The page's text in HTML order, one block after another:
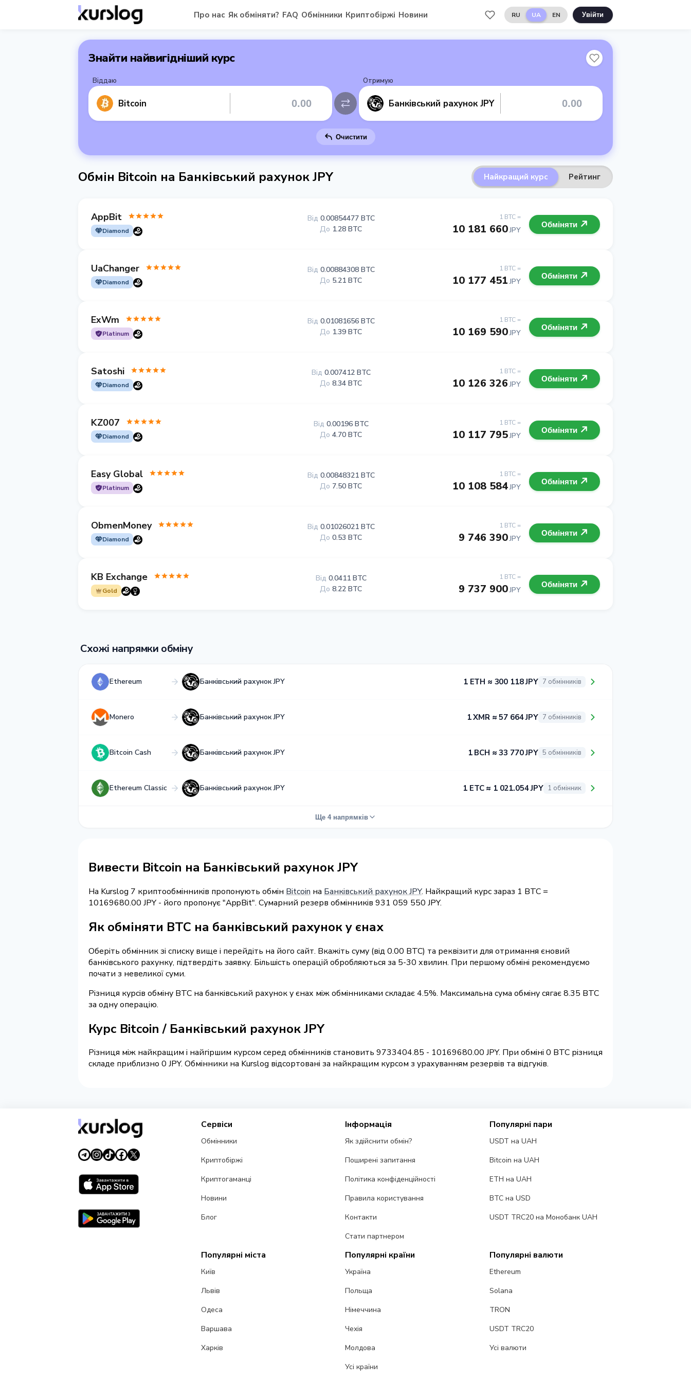
Про нас Як обміняти? FAQ Обмінники Криптобіржі Новини RU UA EN Увійти
Знайти найвигідніший курс
Віддаю
Bitcoin
Отримую
Банківський рахунок JPY
Очистити
Обмін Bitcoin на Банківський рахунок JPY Найкращий курс Рейтинг
AppBit
Diamond
1 BTC =
10 181 660JPY
Від 0.00854477 BTC
До 1.28 BTC Обміняти
UaChanger
Diamond
1 BTC =
10 177 451 JPY
Від 0.00884308 BTC
До 5.21 BTC Обміняти
ExWm
Platinum
1 BTC =
10 169 590JPY
Від 0.01081656 BTC
До 1.39 BTC Обміняти
Satoshi
Diamond
1 BTC =
10 126 326 JPY
Від 0.007412 BTC
До 8.34 BTC Обміняти
KZ007
Diamond
1 BTC =
10 117 795JPY
Від 0.00196 BTC
До 4.70 BTC Обміняти
Easy Global
Platinum
1 BTC =
10 108 584JPY
Від 0.00848321 BTC
До 7.50 BTC Обміняти
ObmenMoney
Diamond
1 BTC =
9 746 390JPY
Від 0.01026021 BTC
До 0.53 BTC Обміняти
KB Exchange
Gold
1 BTC =
9 737 900JPY
Від 0.0411 BTC
До 8.22 BTC Обміняти
Схожі напрямки обміну
Ethereum Банківський рахунок JPY 1 ETH ≈ 300 118 JPY 7 обмінників
Monero Банківський рахунок JPY 1 XMR ≈ 57 664 JPY 7 обмінників
Bitcoin Cash Банківський рахунок JPY 1 BCH ≈ 33 770 JPY 5 обмінників
Ethereum Classic Банківський рахунок JPY 1 ETC ≈ 1 021.054 JPY 1 обмінник
Ще 4 напрямків
Вивести Bitcoin на Банківський рахунок JPY
На Kurslog 7 криптообмінників пропонують обмін Bitcoin на Банківський рахунок JPY. Найкращий курс зараз 1 BTC =
10169680.00 JPY - його пропонує "AppBit". Сумарний резерв обмінників 931 059 550 JPY.
Як обміняти BTC на банківський рахунок у єнах
Оберіть обмінник зі списку вище і перейдіть на його сайт. Вкажіть суму (від 0.00 BTC) та реквізити для отримання єновий
банківського рахунку, підтвердіть заявку. Більшість операцій обробляються за 5-30 хвилин. При першому обміні рекомендуємо
почати з невеликої суми.
Різниця курсів обміну BTC на банківський рахунок у єнах між обмінниками складає 4.5%. Максимальна сума обміну сягає 8.35 BTC
за одну операцію.
Курс Bitcoin / Банківський рахунок JPY
Різниця між найкращим і найгіршим курсом серед обмінників становить 9733404.85 - 10169680.00 JPY. При обміні 0 BTC різниця
складе приблизно 0 JPY. Обмінники на Kurslog відсортовані за найкращим курсом з урахуванням резервів та відгуків.
Сервіси
Обмінники
Криптобіржі
Криптогаманці
Новини
Блог
Інформація
Як здійснити обмін?
Поширені запитання
Політика конфіденційності
Правила користування
Контакти
Стати партнером
Популярні пари
USDT на UAH
Bitcoin на UAH
ETH на UAH
BTC на USD
USDT TRC20 на Монобанк UAH
Популярні міста
Київ
Львів
Одеса
Варшава
Харків
Популярні країни
Україна
Польща
Німеччина
Чехія
Молдова
Усі країни
Популярні валюти
Ethereum
Solana
TRON
USDT TRC20
Усі валюти